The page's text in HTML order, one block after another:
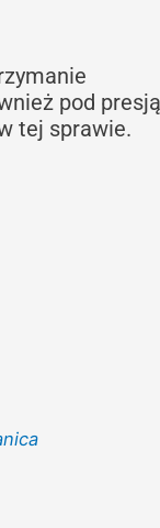
pod presją
tej sprawie.